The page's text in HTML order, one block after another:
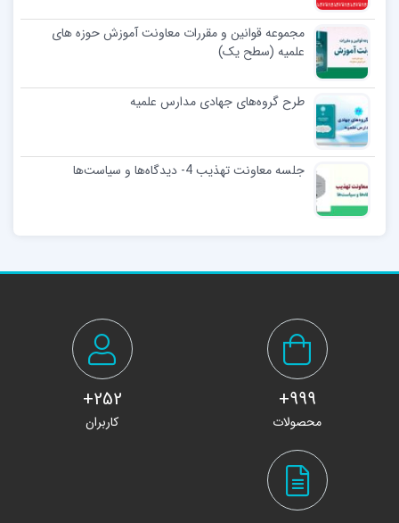
مجموعه قوانین و مقررات معاونت آموزش حوزه های
علمیه (سطح یک)
طرح گروه‌های جهادی مدارس علمیه
جلسه معاونت تهذیب 4- دیدگاه‌ها و سیاست‌ها
999+
محصولات
252+
کاربران